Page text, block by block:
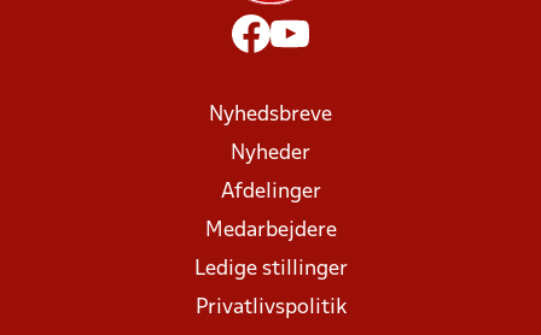
Nyhedsbreve
Nyheder
Afdelinger
Medarbejdere
Ledige stillinger
Privatlivspolitik